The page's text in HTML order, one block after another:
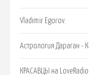
Vladimir Egorov.
Астрология Дараган -
КРАСАВЦЫ на LoveRadio.